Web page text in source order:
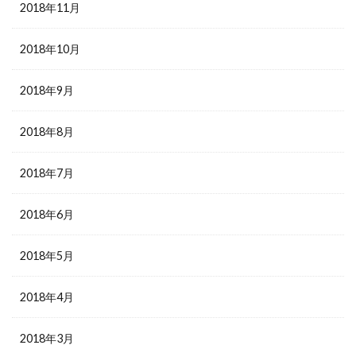
2018年11月
2018年10月
2018年9月
2018年8月
2018年7月
2018年6月
2018年5月
2018年4月
2018年3月